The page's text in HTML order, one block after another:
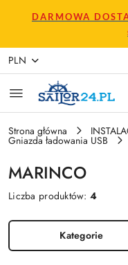
Przejdź do treści
Przejdź do
Przejdź do moje
Przejdź do menu
Przejdź do stopki
DARMOWA
PLN
Strona główna
Gniazda ładowania USB
MARINCO
Liczba produktów:4
Kategorie